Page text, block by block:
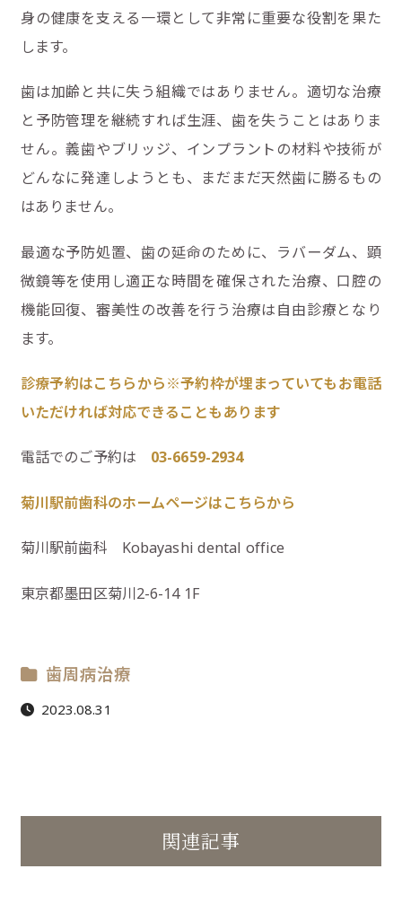
身の健康を支える一環として非常に重要な役割を果た
します。
歯は加齢と共に失う組織ではありません。適切な治療
と予防管理を継続すれば生涯、歯を失うことはありま
せん。義歯やブリッジ、インプラントの材料や技術が
どんなに発達しようとも、まだまだ天然歯に勝るもの
はありません。
最適な予防処置、歯の延命のために、ラバーダム、顕
微鏡等を使用し適正な時間を確保された治療、口腔の
機能回復、審美性の改善を行う治療は自由診療となり
ます。
診療予約はこちらから※予約枠が埋まっていてもお電話
いただければ対応できることもあります
電話でのご予約は 03-6659-2934
菊川駅前歯科のホームページはこちらから
菊川駅前歯科 Kobayashi dental office
東京都墨田区菊川2-6-14 1F
歯周病治療
2023.08.31
関連記事